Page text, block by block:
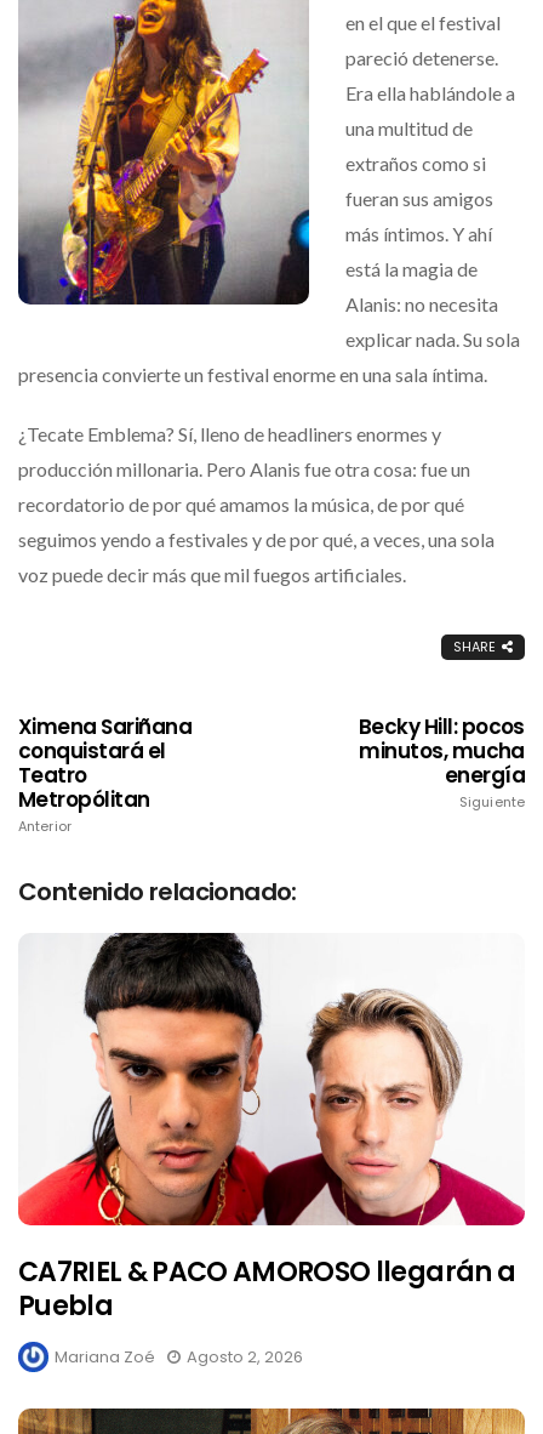
en el que el festival
pareció detenerse.
Era ella hablándole a
una multitud de
extraños como si
fueran sus amigos
más íntimos. Y ahí
está la magia de
Alanis: no necesita
explicar nada. Su sola
presencia convierte un festival enorme en una sala íntima.
¿Tecate Emblema? Sí, lleno de headliners enormes y
producción millonaria. Pero Alanis fue otra cosa: fue un
recordatorio de por qué amamos la música, de por qué
seguimos yendo a festivales y de por qué, a veces, una sola
voz puede decir más que mil fuegos artificiales.
SHARE
Ximena Sariñana
conquistará el
Teatro
Metropólitan
Anterior
Becky Hill: pocos
minutos, mucha
energía
Siguiente
Contenido relacionado:
CA7RIEL & PACO AMOROSO llegarán a
Puebla
Mariana Zoé Agosto 2, 2026